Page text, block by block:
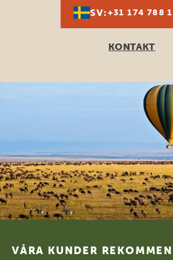
SV:+31 174 788
KONTAKT
VÅRA KUNDER